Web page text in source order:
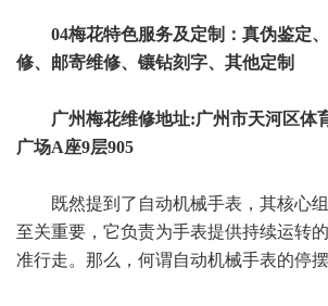
04梅花特色服务及定制：真伪鉴定、
修、邮寄维修、镶钻刻字、其他定制
广州梅花维修地址:广州市天河区体
广场A座9层905
既然提到了自动机械手表，其核心
至关重要，它负责为手表提供持续运转
准行走。那么，何谓自动机械手表的停